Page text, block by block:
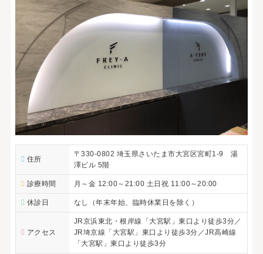
住所
〒330-0802 埼玉県さいたま市大宮区宮町1-9 湯
澤ビル 5階
診療時間 月～金 12:00～21:00 土日祝 11:00～20:00
休診日 なし（年末年始、臨時休業日を除く）
アクセス
JR京浜東北・根岸線「大宮駅」東口より徒歩3分／
JR埼京線「大宮駅」東口より徒歩3分／JR高崎線
「大宮駅」東口より徒歩3分